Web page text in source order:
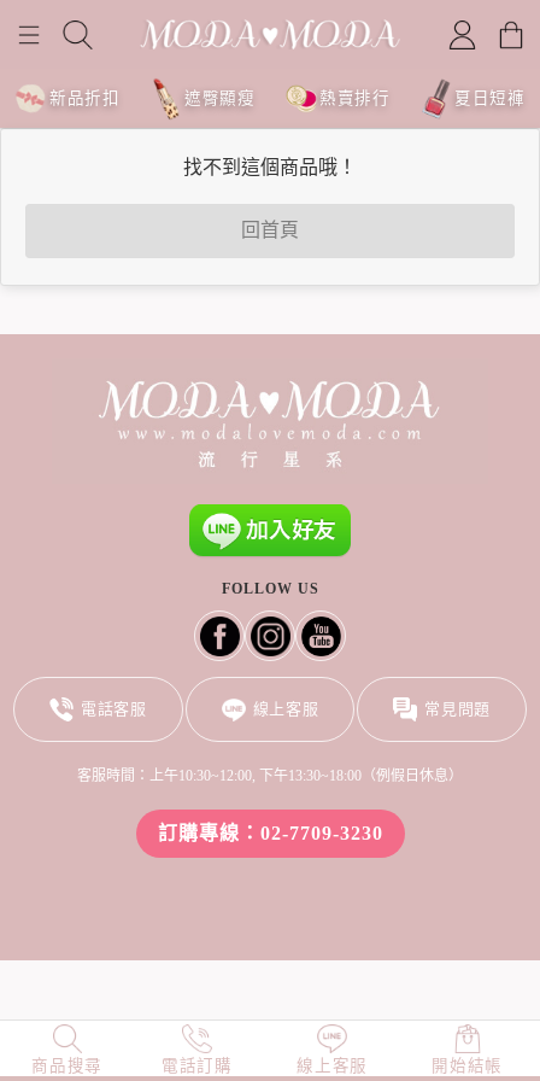
新品折扣 遮臀顯瘦 熱賣排行 夏日短褲
找不到這個商品哦！
回首頁
商品搜尋 電話訂購 線上客服 開始結帳
NEW 店長精選 TOP100 小編穿搭
FOLLOW US
電話客服 線上客服 常見問題
客服時間：上午10:30~12:00, 下午13:30~18:00（例假日休息）
訂購專線：02-7709-3230